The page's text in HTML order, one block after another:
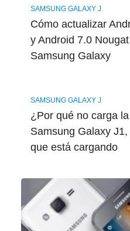
SAMSUNG GALAXY J
Cómo actualizar
y Android 7.0
Samsung Galaxy
SAMSUNG GALAXY J
¿Por qué no carga
Samsung Galaxy
que está cargando